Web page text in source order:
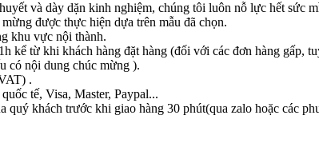
và dày dặn kinh nghiệm, chúng tôi luôn nỗ lực hết sức
được thực hiện dựa trên mẫu đã chọn.
khu vực nội thành.
kể từ khi khách hàng đặt hàng (đối với các đơn hàng gấp,
có nội dung chúc mừng ).
.
tế, Visa, Master, Paypal...
quý khách trước khi giao hàng 30 phút(qua zalo hoặc các